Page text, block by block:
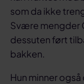
som da ikke
Svære mengder
dessuten ført
bakken.
Hun minner